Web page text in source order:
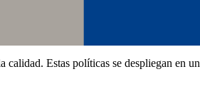
calidad. Estas políticas se despliegan en un